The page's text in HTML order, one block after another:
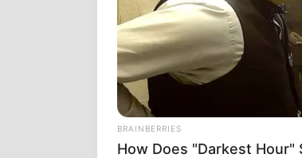
BRAINBERRIES
How Does "Darkest